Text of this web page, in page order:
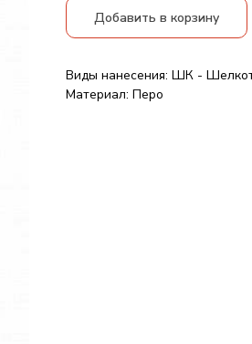
Добавить в корзину
Виды нанесения: ШК -
Материал: Перо